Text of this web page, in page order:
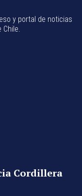
y portal de noticias
Cordillera